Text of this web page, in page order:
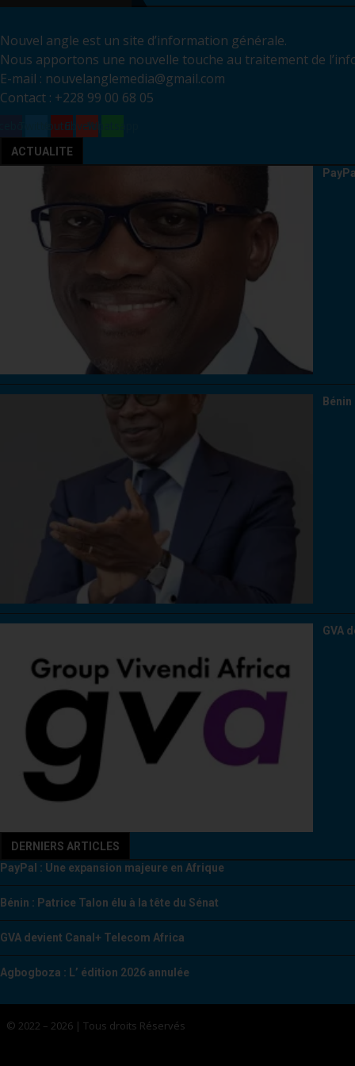
Nouvel angle est un site d’information générale.
Nous apportons une nouvelle touche au traitement de
E-mail : nouvelanglemedia@gmail.com
Contact : +228 99 00 68 05
TwitterYoutubeEnvelopeWhatsapp
ACTUALITE
GVA
DERNIERS ARTICLES
PayPal : Une expansion majeure en Afrique
Bénin : Patrice Talon élu à la tête du Sénat
GVA devient Canal+ Telecom Africa
Agbogboza : L’ édition 2026 annulée
© 2022 – 2026 | Tous droits Réservés